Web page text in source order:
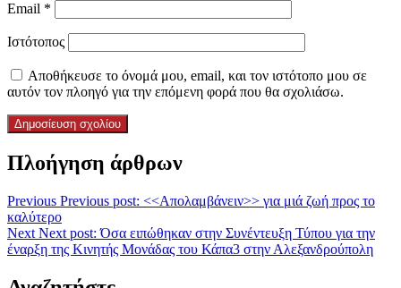
Email *
Ιστότοπος
Αποθήκευσε το όνομά μου, email, και τον ιστότοπο μου σε
αυτόν τον πλοηγό για την επόμενη φορά που θα σχολιάσω.
Πλοήγηση άρθρων
Previous Previous post: <<Απολαμβάνειν>> για μιά ζωή προς το
καλύτερο
Next Next post: Όσα ειπώθηκαν στην Συνέντευξη Τύπου για την
έναρξη της Κινητής Μονάδας του Κάπα3 στην Αλεξανδρούπολη